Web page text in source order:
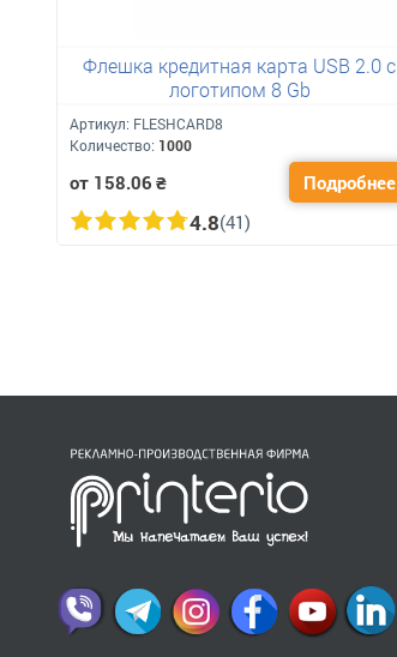
Флешка кредитная карта USB 2.0 с
логотипом 8 Gb
Артикул: FLESHCARD8
Количество: 1000
от 158.06 ₴ Подробнее
4.8(41)